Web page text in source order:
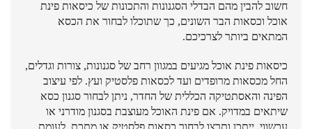
חשוב להבין מהם הבדלי הסגנונות והתכונות של כיסאות פינת
אוכל וכסאות הבר השונים, כך שתוכלו לבחור את הכסא
המתאים ביותר לצרכיכם.
כיסאות פינת אוכל מגיעים במגוון רחב של סגנונות, צורות וגדלים,
החל מכסאות מרופדים ועד לכסאות פלסטיק ועץ. לפי עיצוב
הפינה והאסתטיקה הכללית של החדר, ניתן לבחור סגנון כסא
שיתאים במדויק. אם פינת האוכל מעוצבת בסגנון מודרני או
עכשווי, ייתכן ותרצו לבחור כסאות פלסטיק או מתכת. לעומת